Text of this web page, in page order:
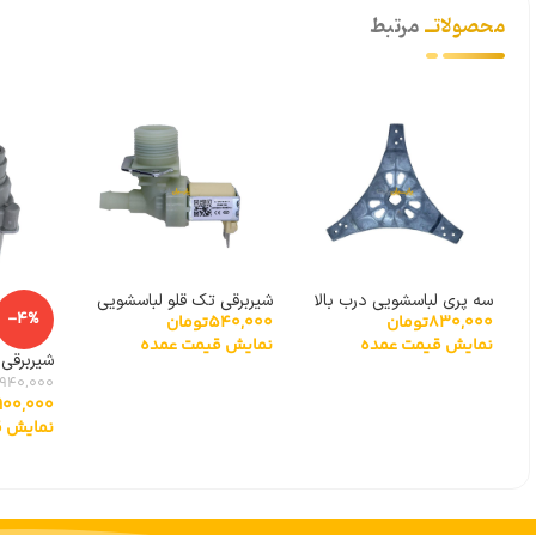
محصولاتــمرتبط
سه پری لباسشویی درب بالا
سه پیچ
830,000تومان
نمایش قیمت عمده
شیربرقی تک قلو لباسشویی
90 درجه بایترون
540,000تومان
نمایش قیمت عمده
-4%
درجه
نمایش